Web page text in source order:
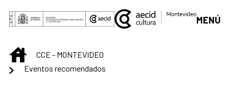
Saltar al contenido principal
MENÚ
INICIOCCE - MONTEVIDEO
Eventos recomendados